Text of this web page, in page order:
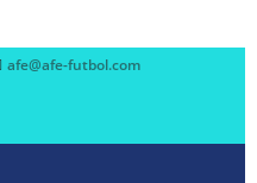
afe@afe-futbol.com